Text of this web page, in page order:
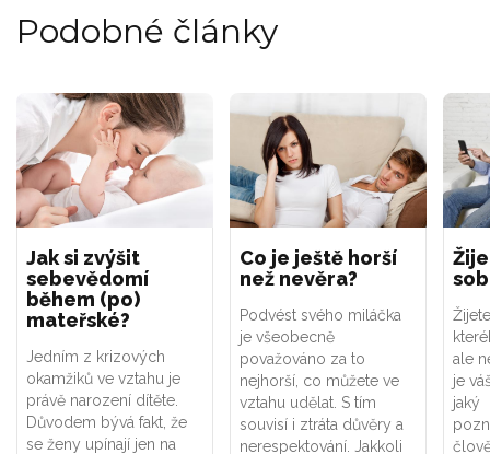
Podobné články
Jak si zvýšit
sebevědomí
během (po)
mateřské?
Jedním z krizových
okamžiků ve vztahu je
právě narození dítěte.
Důvodem bývá fakt, že
se ženy upínají jen na
Co je ještě horší
než nevěra?
Podvést svého miláčka
je všeobecně
považováno za to
nejhorší, co můžete ve
vztahu udělat. S tím
souvisí i ztráta důvěry a
nerespektování. Jakkoli
ale
je
jaký